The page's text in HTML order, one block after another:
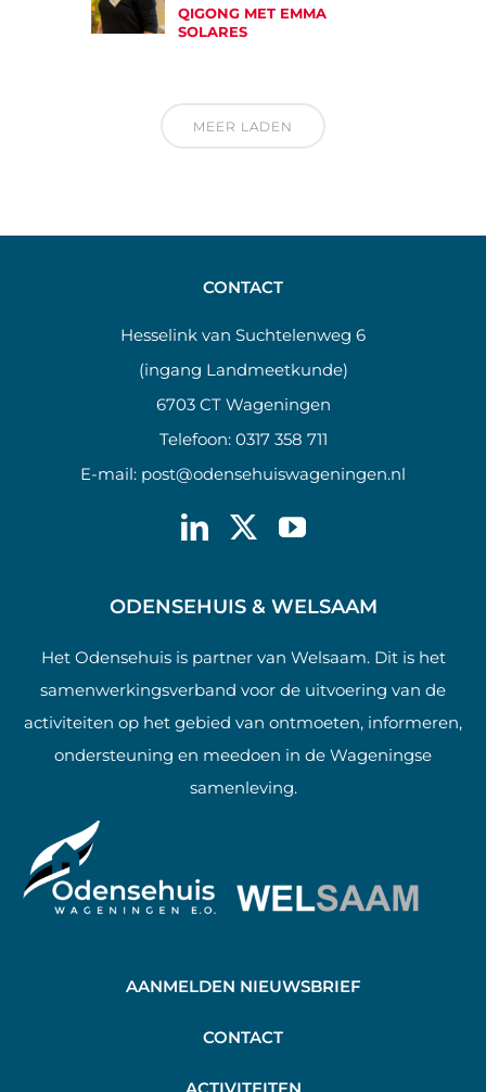
QIGONG MET EMMA
SOLARES
MEER LADEN
CONTACT
Hesselink van Suchtelenweg 6
(ingang Landmeetkunde)
6703 CT Wageningen
Telefoon: 0317 358 711
E-mail: post@odensehuiswageningen.nl
ODENSEHUIS & WELSAAM
Het Odensehuis is partner van Welsaam. Dit is het
samenwerkingsverband voor de uitvoering van de
activiteiten op het gebied van ontmoeten, informeren,
ondersteuning en meedoen in de Wageningse
samenleving.
AANMELDEN NIEUWSBRIEF
CONTACT